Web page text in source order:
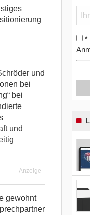
und
bei
bei
und
Anzeige
gewohnt
*